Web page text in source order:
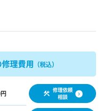
理費用 （税込）
修理依頼
相談